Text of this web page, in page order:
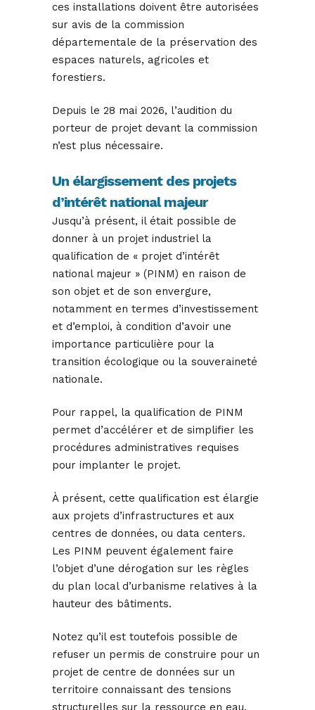
ces installations doivent être autorisées
sur avis de la commission
départementale de la préservation des
espaces naturels, agricoles et
forestiers.
Depuis le 28 mai 2026, l’audition du
porteur de projet devant la commission
n’est plus nécessaire.
Un élargissement des projets
d’intérêt national majeur
Jusqu’à présent, il était possible de
donner à un projet industriel la
qualification de « projet d’intérêt
national majeur » (PINM) en raison de
son objet et de son envergure,
notamment en termes d’investissement
et d’emploi, à condition d’avoir une
importance particulière pour la
transition écologique ou la souveraineté
nationale.
Pour rappel, la qualification de PINM
permet d’accélérer et de simplifier les
procédures administratives requises
pour implanter le projet.
À présent, cette qualification est élargie
aux projets d’infrastructures et aux
centres de données, ou data centers.
Les PINM peuvent également faire
l’objet d’une dérogation sur les règles
du plan local d’urbanisme relatives à la
hauteur des bâtiments.
Notez qu’il est toutefois possible de
refuser un permis de construire pour un
projet de centre de données sur un
territoire connaissant des tensions
structurelles sur la ressource en eau.